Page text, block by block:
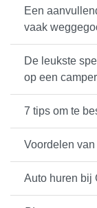
Een
vaak
De leukste
op een
7 tips om te
Voordelen
Auto huren bij